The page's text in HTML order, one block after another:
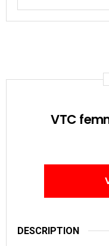
VTC
DESCRIPTION